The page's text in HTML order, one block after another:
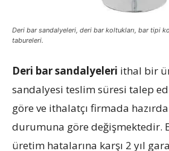
Deri bar sandalyeleri, deri bar koltukları, bar tipi
tabureleri.
Deri bar sandalyeleri ithal bir
sandalyesi teslim süresi talep
göre ve ithalatçı firmada
durumuna göre değişmektedir.
üretim hatalarına karşı 2 yıl